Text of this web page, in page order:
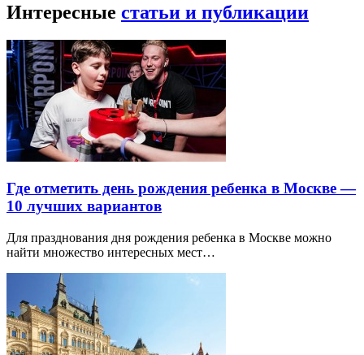
Интересные статьи и публикации
Где отметить день рождения ребенка в Москве —
10 лучших вариантов
Для празднования дня рождения ребенка в Москве можно
найти множество интересных мест…